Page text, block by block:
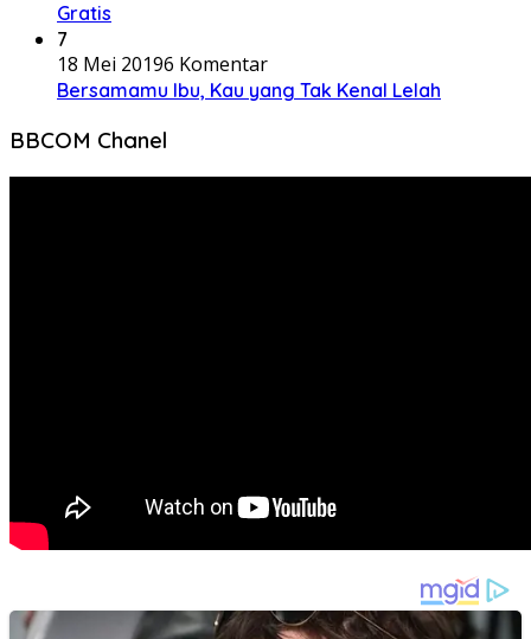
Gratis
7
18 Mei 20196 Komentar
Bersamamu Ibu, Kau yang Tak Kenal Lelah
BBCOM Chanel